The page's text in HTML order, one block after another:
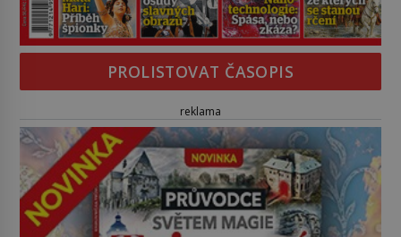
PROLISTOVAT ČASOPIS
reklama